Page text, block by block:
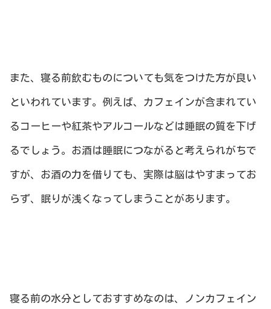
また、寝る前飲むものについても気をつけた方が良い
といわれています。例えば、カフェインが含まれてい
るコーヒーや紅茶やアルコールなどは睡眠の質を下げ
るでしょう。お酒は睡眠につながると考えられがちで
すが、お酒の力を借りても、実際は脳はやすまってお
らず、眠りが浅くなってしまうことがあります。
寝る前の水分としておすすめなのは、ノンカフェイン